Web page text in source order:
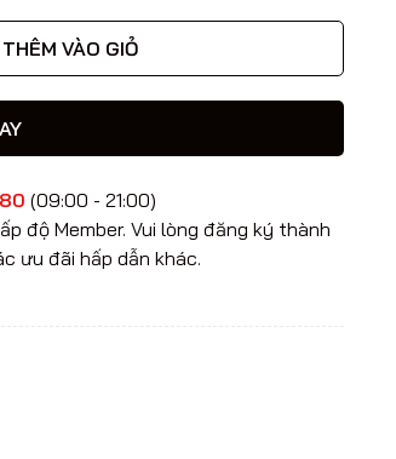
THÊM VÀO GIỎ
(09:00 - 21:00)
độ Member. Vui lòng đăng ký thành
ưu đãi hấp dẫn khác.